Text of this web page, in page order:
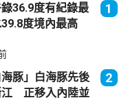
36.9度有紀錄最
度境內最高
1
豚」白海豚先後
江 正移入內陸並
2